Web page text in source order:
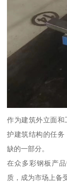
作为建筑外立面和
护建筑结构的任
缺的一部分。
在众多彩钢板产
质，成为市场上备